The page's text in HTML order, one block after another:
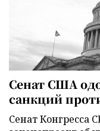
Сенат США
санкций
Сенат Конгресса